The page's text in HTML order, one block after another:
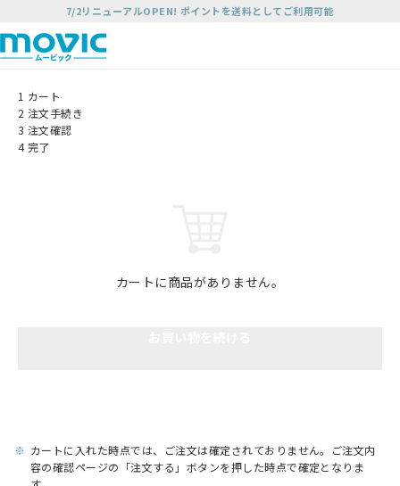
7/2リニューアルOPEN! ポイントを送料としてご利用可能
1 カート
2 注文手続き
3 注文確認
4 完了
カートに商品がありません。
※ カートに入れた時点では、ご注文は確定されておりません。ご注文内
容の確認ページの「注文する」ボタンを押した時点で確定となりま